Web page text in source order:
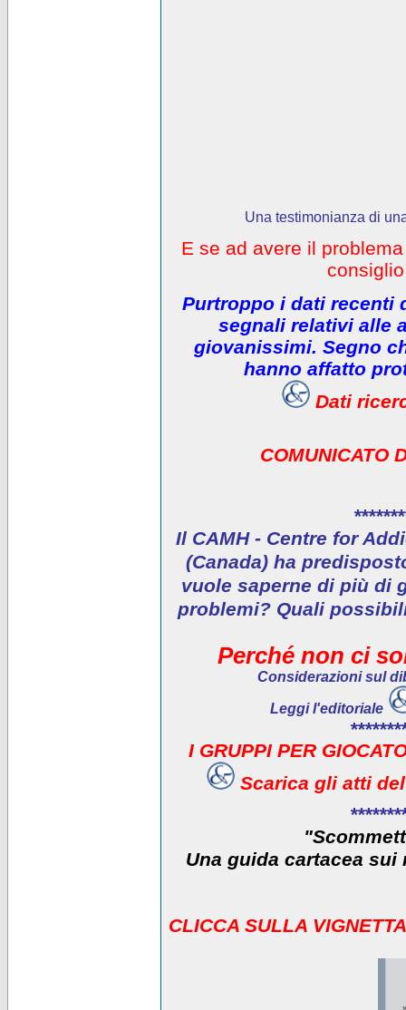
Una testimonianza di
E se ad avere il
Purtroppo i dati recenti
segnali relativi alle
giovanissimi. Segno
hanno affatto
Dati
COMUNICATO
Il CAMH - Centre for
(Canada) ha
vuole saperne di più di
problemi? Quali
Perché non ci
Considerazioni sul
Leggi l'editoriale
I GRUPPI PER
Scarica gli atti
Una guida cartacea
CLICCA SULLA